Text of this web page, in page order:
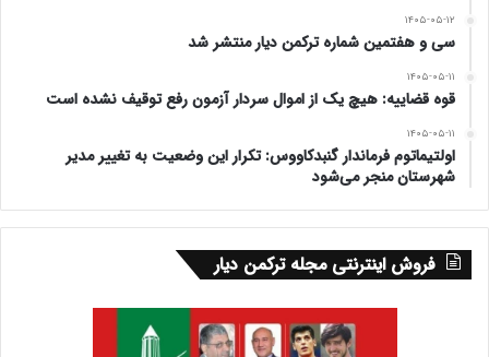
۱۴۰۵-۰۵-۱۲
سی و هفتمین شماره ترکمن دیار منتشر شد
۱۴۰۵-۰۵-۱۱
قوه قضاییه: هیچ یک از اموال سردار آزمون رفع توقیف نشده است
۱۴۰۵-۰۵-۱۱
اولتیماتوم فرماندار گنبدکاووس: تکرار این وضعیت به تغییر مدیر
شهرستان منجر می‌شود
فروش اینترنتی مجله ترکمن دیار